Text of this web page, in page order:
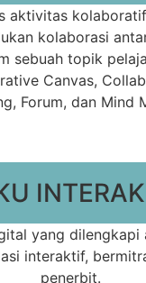
aktivitas
kolaborasi
sebuah topik
Canvas,
Forum, dan Mind
yang dilengkapi
interaktif,
penerbit.